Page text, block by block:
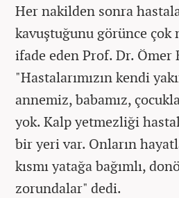
Her nakilden sonra
kavuştuğunu görünce çok
ifade eden Prof. Dr. Ömer
"Hastalarımızın kendi
annemiz, babamız,
yok. Kalp yetmezliği
bir yeri var. Onların
kısmı yatağa bağımlı,
zorundalar" dedi.